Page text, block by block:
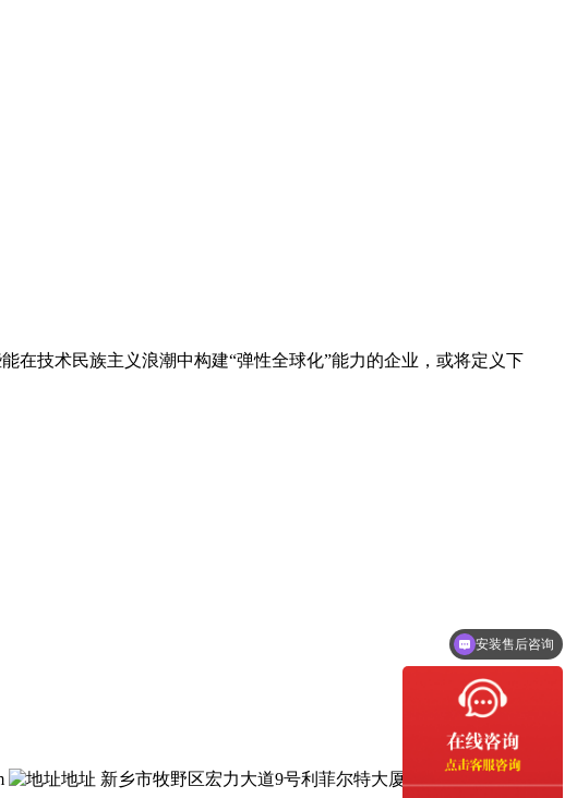
在技术民族主义浪潮中构建“弹性全球化”能力的企业，或将定义下
地址 新乡市牧野区宏力大道9号利菲尔特大厦
安装售后咨询